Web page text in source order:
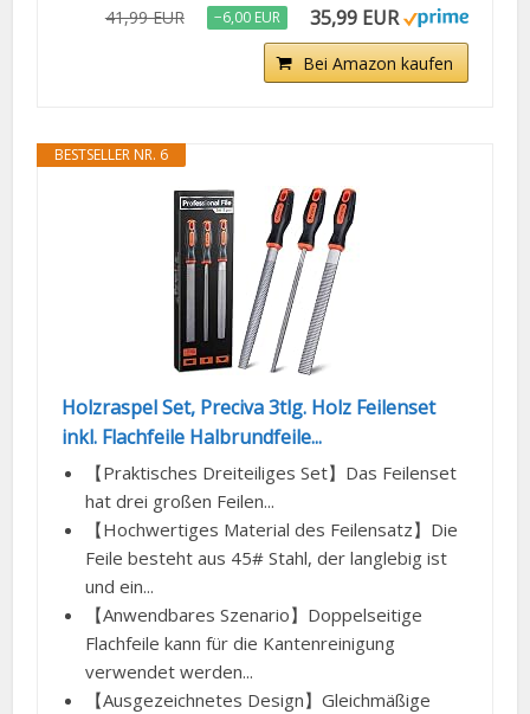
41,99 EUR −6,00 EUR 35,99 EUR
Bei Amazon kaufen
BESTSELLER NR. 6
Holzraspel Set, Preciva 3tlg. Holz Feilenset
inkl. Flachfeile Halbrundfeile...
【Praktisches Dreiteiliges Set】Das Feilenset
hat drei großen Feilen...
【Hochwertiges Material des Feilensatz】Die
Feile besteht aus 45# Stahl, der langlebig ist
und ein...
【Anwendbares Szenario】Doppelseitige
Flachfeile kann für die Kantenreinigung
verwendet werden...
【Ausgezeichnetes Design】Gleichmäßige